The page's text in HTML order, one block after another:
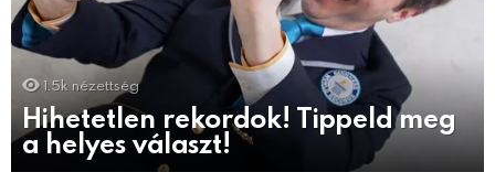
1.5k nézettség
Hihetetlen rekordok! Tippeld meg
a helyes választ!